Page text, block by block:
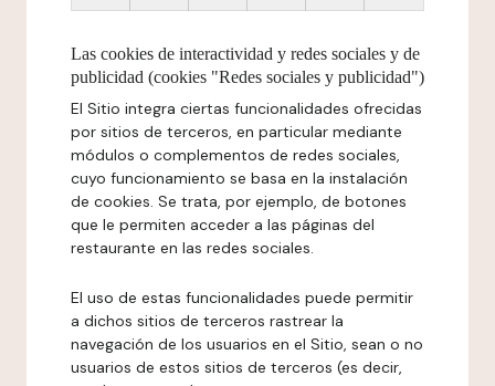
Las cookies de interactividad y redes sociales y de
publicidad (cookies "Redes sociales y publicidad")
El Sitio integra ciertas funcionalidades ofrecidas
por sitios de terceros, en particular mediante
módulos o complementos de redes sociales,
cuyo funcionamiento se basa en la instalación
de cookies. Se trata, por ejemplo, de botones
que le permiten acceder a las páginas del
restaurante en las redes sociales.
El uso de estas funcionalidades puede permitir
a dichos sitios de terceros rastrear la
navegación de los usuarios en el Sitio, sean o no
usuarios de estos sitios de terceros (es decir,